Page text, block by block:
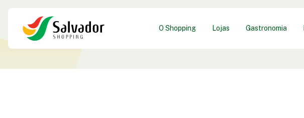
O Shopping Lojas Gastronomia